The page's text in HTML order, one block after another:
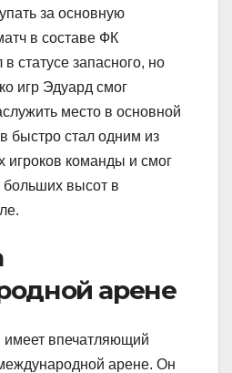
за основную
в составе ФК
статусе запасного, но
игр Эдуард смог
место в основной
быстро стал одним из
игроков команды и смог
больших высот в
арене
имеет впечатляющий
арене. Он